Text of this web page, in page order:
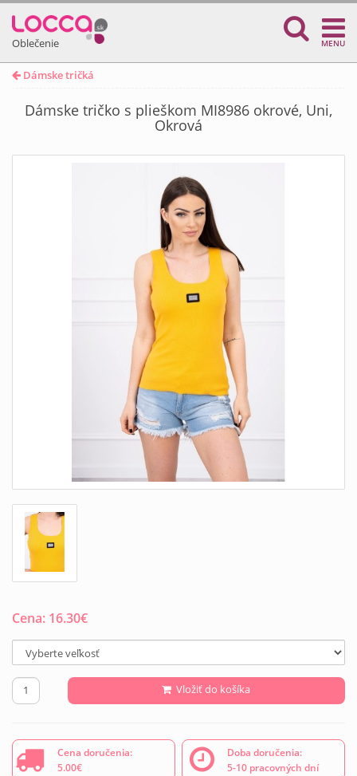
Oblečenie MENU
Dámske tričká
Dámske tričko s plieškom MI8986 okrové, Uni,
Okrová
Cena: 16.30€
Vložiť do košíka
Cena doručenia:
5.00€
Doba doručenia:
5-10 pracovných dní